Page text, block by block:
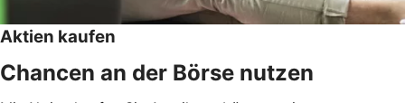
Aktien kaufen
Chancen an der Börse nutzen